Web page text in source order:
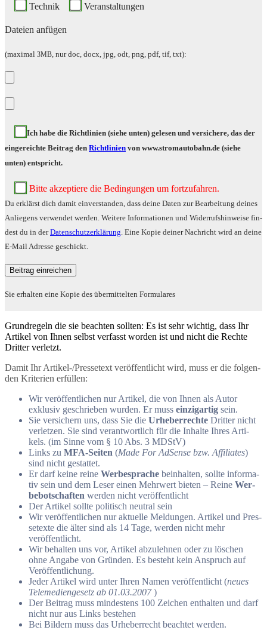
Tech­nik
Ver­an­stal­tun­gen
Datei­en anfügen
(maxi­mal 3MB, nur doc, docx, jpg, odt, png, pdf, tif, txt):
Ich habe die Richt­li­ni­en (sie­he unten) gele­sen und ver­si­che­re, das der
ein­ge­reich­te Bei­trag den Richt­li­ni­en von www.stromautobahn.de (sie­he
unten) entspricht.
Bit­te akzep­tie­re die Bedin­gun­gen um fortzufahren.
Du erklärst dich damit ein­ver­stan­den, dass dei­ne Daten zur Bear­bei­tung dei­nes
Anlie­gens ver­wen­det wer­den. Wei­te­re Infor­ma­tio­nen und Wider­rufs­hin­wei­se fin­
dest du in derDaten­schutz­er­klä­rung . Eine Kopie dei­ner Nach­richt wird an dei­ne
E‑Mail Adres­se geschickt.
Sie erhal­ten eine Kopie des über­mit­tel­ten Formulares
Grund­re­geln die sie beach­ten soll­ten: Es ist sehr wich­tig, dass Ihr
Arti­kel von Ihnen selbst ver­fasst wor­den ist und nicht die Rech­te
Drit­ter verletzt.
Damit Ihr Arti­kel-/Pres­se­text ver­öf­fent­licht wird, muss er die fol­gen­
den Kri­te­ri­en erfüllen:
Wir ver­öf­fent­li­chen nur Arti­kel, die von Ihnen als Autor
exklu­siv geschrie­ben wur­den. Er muss ein­zig­ar­tig sein.
Sie ver­si­chern uns, dass Sie die Urhe­ber­rech­te Drit­ter nicht
ver­let­zen. Sie sind ver­ant­wort­lich für die Inhal­te Ihres Arti­
kels. (im Sin­ne vom § 10 Abs. 3 MDStV)
Links zu MFA-Sei­ten (Made For AdSen­se bzw. Affi­lia­tes)
sind nicht gestattet.
Er darf kei­ne rei­ne Wer­be­spra­che beinhal­ten, soll­te infor­ma­
tiv sein und dem Leser einen Mehr­wert bie­ten – Rei­ne Wer­
be­bot­schaf­ten wer­den nicht veröffentlicht
Der Arti­kel soll­te poli­tisch neu­tral sein
Wir ver­öf­fent­li­chen nur aktu­el­le Mel­dun­gen. Arti­kel und Pres­
se­tex­te die älter sind als 14 Tage, wer­den nicht mehr
veröffentlicht.
Wir behal­ten uns vor, Arti­kel abzu­leh­nen oder zu löschen
ohne Anga­be von Grün­den. Es besteht kein Anspruch auf
Veröffentlichung.
Jeder Arti­kel wird unter Ihren Namen ver­öf­fent­licht (neu­es
Tele­me­di­en­ge­setz ab 01.03.2007)
Der Bei­trag muss min­des­tens 100 Zei­chen ent­hal­ten und darf
nicht nur aus Links bestehen
Bei Bil­dern muss das Urhe­ber­recht beach­tet werden.